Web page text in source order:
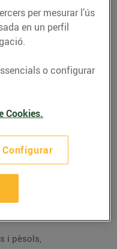
amb
i pèsols,
per mesurar l’ús
en un perfil
o configurar
Cookies.
Configurar